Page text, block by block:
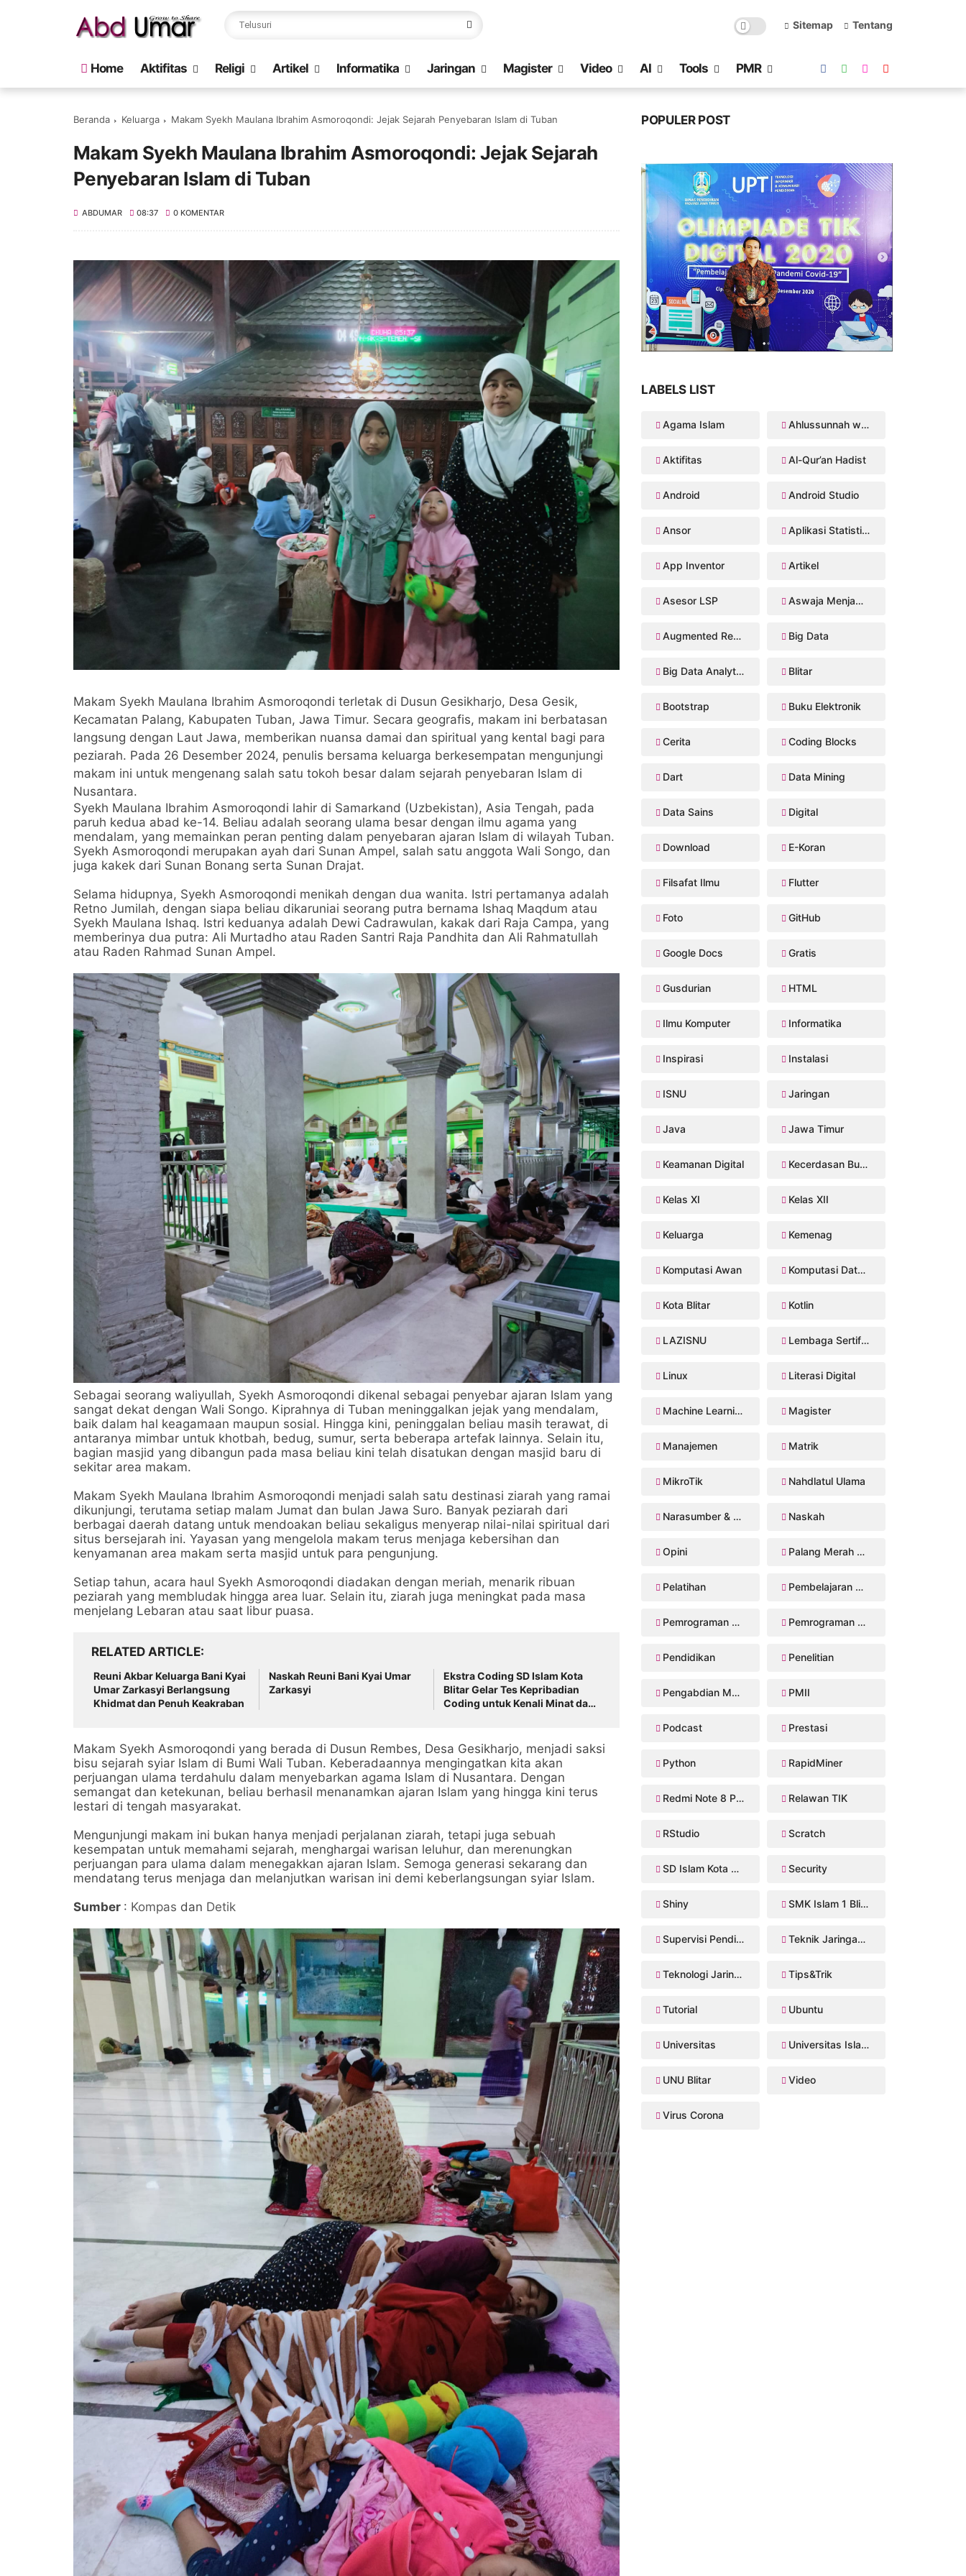
Sitemap Tentang
Home Aktifitas Religi Artikel Informatika Jaringan Magister Video AI Tools PMR
Beranda Keluarga Makam Syekh Maulana Ibrahim Asmoroqondi: Jejak Sejarah Penyebaran Islam di Tuban
Makam Syekh Maulana Ibrahim Asmoroqondi: Jejak Sejarah
Penyebaran Islam di Tuban
ABDUMAR 08:37 0 KOMENTAR
Makam Syekh Maulana Ibrahim Asmoroqondi terletak di Dusun Gesikharjo, Desa Gesik,
Kecamatan Palang, Kabupaten Tuban, Jawa Timur. Secara geografis, makam ini berbatasan
langsung dengan Laut Jawa, memberikan nuansa damai dan spiritual yang kental bagi para
peziarah. Pada 26 Desember 2024, penulis bersama keluarga berkesempatan mengunjungi
makam ini untuk mengenang salah satu tokoh besar dalam sejarah penyebaran Islam di
Nusantara.
Syekh Maulana Ibrahim Asmoroqondi lahir di Samarkand (Uzbekistan), Asia Tengah, pada
paruh kedua abad ke-14. Beliau adalah seorang ulama besar dengan ilmu agama yang
mendalam, yang memainkan peran penting dalam penyebaran ajaran Islam di wilayah Tuban.
Syekh Asmoroqondi merupakan ayah dari Sunan Ampel, salah satu anggota Wali Songo, dan
juga kakek dari Sunan Bonang serta Sunan Drajat.
Selama hidupnya, Syekh Asmoroqondi menikah dengan dua wanita. Istri pertamanya adalah
Retno Jumilah, dengan siapa beliau dikaruniai seorang putra bernama Ishaq Maqdum atau
Syekh Maulana Ishaq. Istri keduanya adalah Dewi Cadrawulan, kakak dari Raja Campa, yang
memberinya dua putra: Ali Murtadho atau Raden Santri Raja Pandhita dan Ali Rahmatullah
atau Raden Rahmad Sunan Ampel.
Sebagai seorang waliyullah, Syekh Asmoroqondi dikenal sebagai penyebar ajaran Islam yang
sangat dekat dengan Wali Songo. Kiprahnya di Tuban meninggalkan jejak yang mendalam,
baik dalam hal keagamaan maupun sosial. Hingga kini, peninggalan beliau masih terawat, di
antaranya mimbar untuk khotbah, bedug, sumur, serta beberapa artefak lainnya. Selain itu,
bagian masjid yang dibangun pada masa beliau kini telah disatukan dengan masjid baru di
sekitar area makam.
Makam Syekh Maulana Ibrahim Asmoroqondi menjadi salah satu destinasi ziarah yang ramai
dikunjungi, terutama setiap malam Jumat dan bulan Jawa Suro. Banyak peziarah dari
berbagai daerah datang untuk mendoakan beliau sekaligus menyerap nilai-nilai spiritual dari
situs bersejarah ini. Yayasan yang mengelola makam terus menjaga kebersihan dan
kenyamanan area makam serta masjid untuk para pengunjung.
Setiap tahun, acara haul Syekh Asmoroqondi diadakan dengan meriah, menarik ribuan
peziarah yang membludak hingga area luar. Selain itu, ziarah juga meningkat pada masa
menjelang Lebaran atau saat libur puasa.
RELATED ARTICLE
Reuni Akbar Keluarga Bani Kyai
Umar Zarkasyi Berlangsung
Khidmat dan Penuh Keakraban
Naskah Reuni Bani Kyai Umar
Zarkasyi
Ekstra Coding SD Islam Kota
Blitar Gelar Tes Kepribadian
Coding untuk Kenali Minat dan
Makam Syekh Asmoroqondi yang berada di Dusun Rembes, Desa Gesikharjo, menjadi saksi
bisu sejarah syiar Islam di Bumi Wali Tuban. Keberadaannya mengingatkan kita akan
perjuangan ulama terdahulu dalam menyebarkan agama Islam di Nusantara. Dengan
semangat dan ketekunan, beliau berhasil menanamkan ajaran Islam yang hingga kini terus
lestari di tengah masyarakat.
Mengunjungi makam ini bukan hanya menjadi perjalanan ziarah, tetapi juga sebuah
kesempatan untuk memahami sejarah, menghargai warisan leluhur, dan merenungkan
perjuangan para ulama dalam menegakkan ajaran Islam. Semoga generasi sekarang dan
mendatang terus menjaga dan melanjutkan warisan ini demi keberlangsungan syiar Islam.
Sumber : Kompas dan Detik
POPULER POST
LABELS LIST
Agama Islam Ahlussunnah wal Jama'ah
Aktifitas Al-Qur’an Hadist
Android Android Studio
Ansor Aplikasi Statistika Bayesian
App Inventor Artikel
Asesor LSP Aswaja Menjawab
Augmented Reality Big Data
Big Data Analytics Blitar
Bootstrap Buku Elektronik
Cerita Coding Blocks
Dart Data Mining
Data Sains Digital
Download E-Koran
Filsafat Ilmu Flutter
Foto GitHub
Google Docs Gratis
Gusdurian HTML
Ilmu Komputer Informatika
Inspirasi Instalasi
ISNU Jaringan
Java Jawa Timur
Keamanan Digital Kecerdasan Buatan
Kelas XI Kelas XII
Keluarga Kemenag
Komputasi Awan Komputasi Data Sains
Kota Blitar Kotlin
LAZISNU Lembaga Sertifikasi Profesi
Linux Literasi Digital
Machine Learning Magister
Manajemen Matrik
MikroTik Nahdlatul Ulama
Narasumber & Trainer Naskah
Opini Palang Merah Remaja
Pelatihan Pembelajaran Mendalam
Pemrograman Perangkat Bergerak Pemrograman Web
Pendidikan Penelitian
Pengabdian Masyarakat PMII
Podcast Prestasi
Python RapidMiner
Redmi Note 8 Pro Relawan TIK
RStudio Scratch
SD Islam Kota Blitar Security
Shiny SMK Islam 1 Blitar
Supervisi Pendidikan Teknik Jaringan Komputer dan Telekomunikasi
Teknologi Jaringan Kabel dan Nirkabel Tips&Trik
Tutorial Ubuntu
Universitas Universitas Islam Balitar
UNU Blitar Video
Virus Corona